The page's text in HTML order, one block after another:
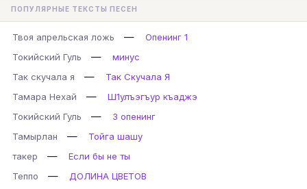
ПОПУЛЯРНЫЕ ТЕКСТЫ ПЕСЕН
Твоя апрельская ложь —
Опенинг 1
Токийский Гуль
—
минус
Так скучала я
—
Так Скучала Я
Тамара Нехай
—
Ш1улъэгъур къаджэ
Токийский Гуль
—
3 опенинг
Тамырлан
—
Тойга шашу
такер
—
Если бы не ты
Теппо
—
ДОЛИНА ЦВЕТОВ